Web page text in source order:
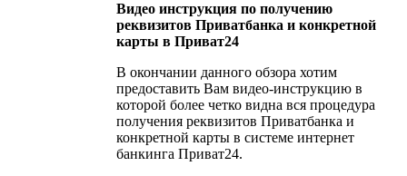
Видео инструкция по получению
реквизитов Приватбанка и конкретной
карты в Приват24
В окончании данного обзора хотим
предоставить Вам видео-инструкцию в
которой более четко видна вся процедура
получения реквизитов Приватбанка и
конкретной карты в системе интернет
банкинга Приват24.